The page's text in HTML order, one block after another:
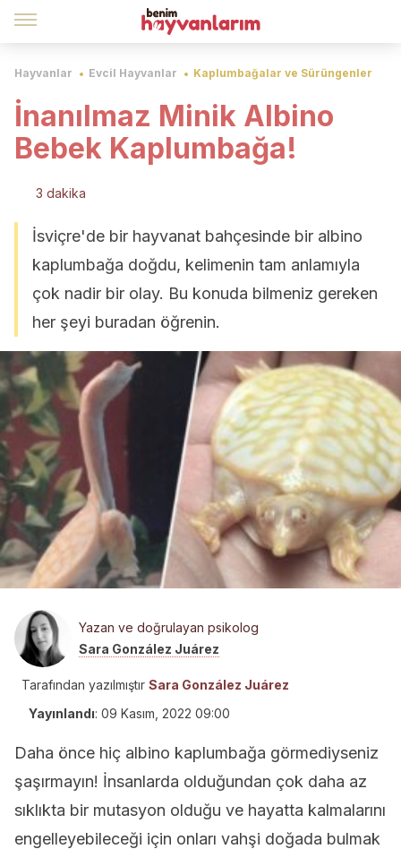
Hayvanlar Evcil Hayvanlar Kaplumbağalar ve Sürüngenler
İnanılmaz Minik Albino
Bebek Kaplumbağa!
3 dakika
İsviçre'de bir hayvanat bahçesinde bir albino
kaplumbağa doğdu, kelimenin tam anlamıyla
çok nadir bir olay. Bu konuda bilmeniz gereken
her şeyi buradan öğrenin.
Yazan ve doğrulayan psikolog
Sara González Juárez
Tarafından yazılmıştır Sara González Juárez
Yayınlandı: 09 Kasım, 2022 09:00
Daha önce hiç albino kaplumbağa görmediyseniz
şaşırmayın! İnsanlarda olduğundan çok daha az
sıklıkta bir mutasyon olduğu ve hayatta kalmalarını
engelleyebileceği için onları vahşi doğada bulmak